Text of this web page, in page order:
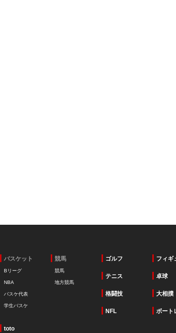
バスケット
Bリーグ
NBA
バスケ代表
学生バスケ
競馬
競馬
地方競馬
ゴルフ フィギ
テニス 卓球
格闘技 大相撲
NFL ボート
toto